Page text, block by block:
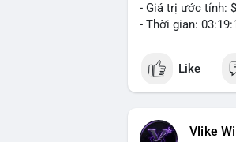
- Giá trị ước tính:
- Thời gian:
Like
Vlike